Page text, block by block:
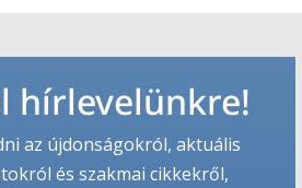
hírlevelünkre!
az újdonságokról, aktuális
és szakmai cikkekről,